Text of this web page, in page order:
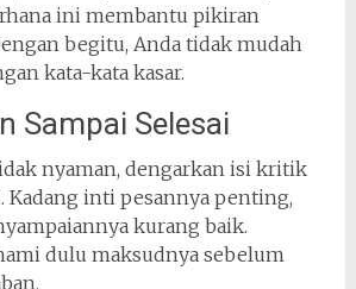
ini membantu pikiran
begitu, Anda tidak mudah
kata-kata kasar.
Sampai Selesai
nyaman, dengarkan isi kritik
Kadang inti pesannya penting,
kurang baik.
dulu maksudnya sebelum